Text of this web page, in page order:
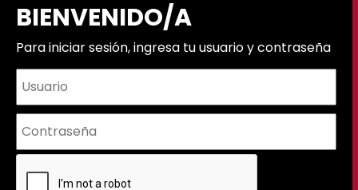
BIENVENIDO/A
Para iniciar sesión, ingresa tu usuario y contraseña